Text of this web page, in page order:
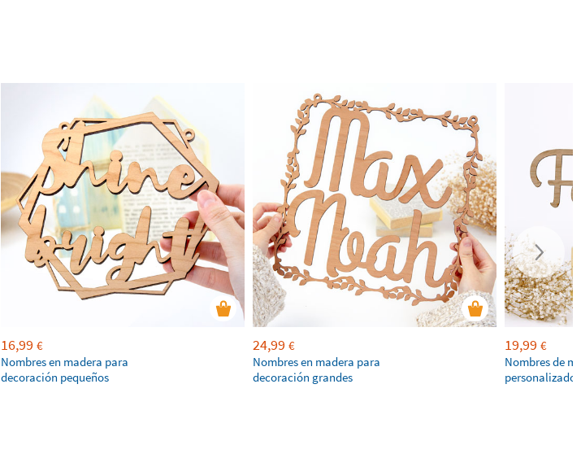
16,99 €
Nombres en madera para
decoración pequeños
24,99 €
Nombres en madera para
decoración grandes
19,99 €
Nombres de
personalizados